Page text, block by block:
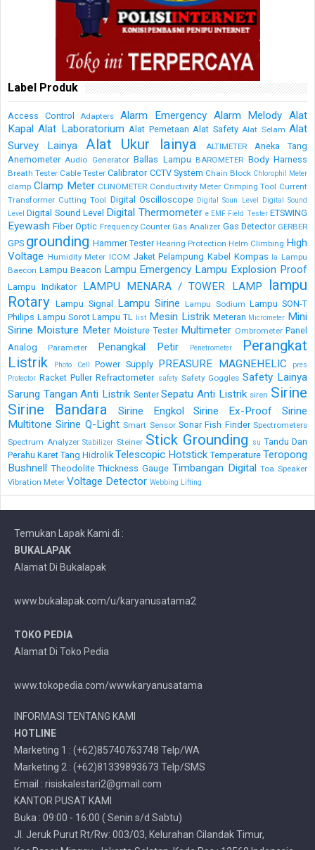
Label Produk
Access Control Adapters Alarm Emergency Alarm Melody Alat
Kapal Alat Laboratorium Alat Pemetaan Alat Safety Alat Selam Alat
Survey Lainya
Alat Ukur lainya ALTIMETER
Aneka Tang
Anemometer Audio Generator Ballas Lampu BAROMETER Body Harness
Breath Tester Cable Tester Calibrator CCTV System Chain Block Chlorophil Meter
clamp Clamp Meter CLINOMETER Conductivity Meter Crimping Tool Current
Transformer Cutting Tool Digital Oscilloscope Digital Soun Level Digital Sound
Level Digital Sound Level Digital Thermometer e EMF Field Tester ETSWING
Eyewash Fiber Optic Frequency Counter Gas Analizer Gas Detector GERBER
GPS grounding Hammer Tester Hearing Protection Helm Climbing High
Voltage Humidity Meter ICOM Jaket Pelampung Kabel Kompas la Lampu
Baecon Lampu Beacon Lampu Emergency Lampu Explosion Proof
Lampu Indikator LAMPU MENARA / TOWER LAMP
lampu
Rotary Lampu Signal Lampu Sirine Lampu Sodium Lampu SON-T
Philips Lampu Sorot Lampu TL list Mesin Listrik Meteran Micrometer Mini
Sirine Moisture Meter Moisture Tester Multimeter Ombrometer Panel
Analog
Parameter Penangkal Petir Penetrometer
Perangkat
Listrik
Photo Cell Power Supply PREASURE MAGNEHELIC
pres
Protector Racket Puller Refractometer safety Safety Goggles Safety Lainya
Sarung Tangan Anti Listrik Senter Sepatu Anti Listrik siren Sirine
Sirine Bandara
Sirine Engkol Sirine Ex-Proof
Sirine
Multitone Sirine Q-Light Smart Sensor Sonar Fish Finder Spectrometers
Spectrum Analyzer Stabilizer Steiner Stick Grounding su Tandu Dan
Perahu Karet Tang Hidrolik Telescopic Hotstick Temperature Teropong
Bushnell Theodolite Thickness Gauge Timbangan Digital Toa Speaker
Vibration Meter Voltage Detector Webbing Lifting
Temukan Lapak Kami di :
BUKALAPAK
Alamat Di Bukalapak
www.bukalapak.com/u/karyanusatama2
TOKO PEDIA
Alamat Di Toko Pedia
www.tokopedia.com/wwwkaryanusatama
INFORMASI TENTANG KAMI
HOTLINE
Marketing 1 : (+62)85740763748 Telp/WA
Marketing 2 : (+62)81339893673 Telp/SMS
Email : risiskalestari2@gmail.com
KANTOR PUSAT KAMI
Buka : 09:00 - 16:00 ( Senin s/d Sabtu)
Jl. Jeruk Purut Rt/Rw: 003/03, Kelurahan Cilandak Timur,